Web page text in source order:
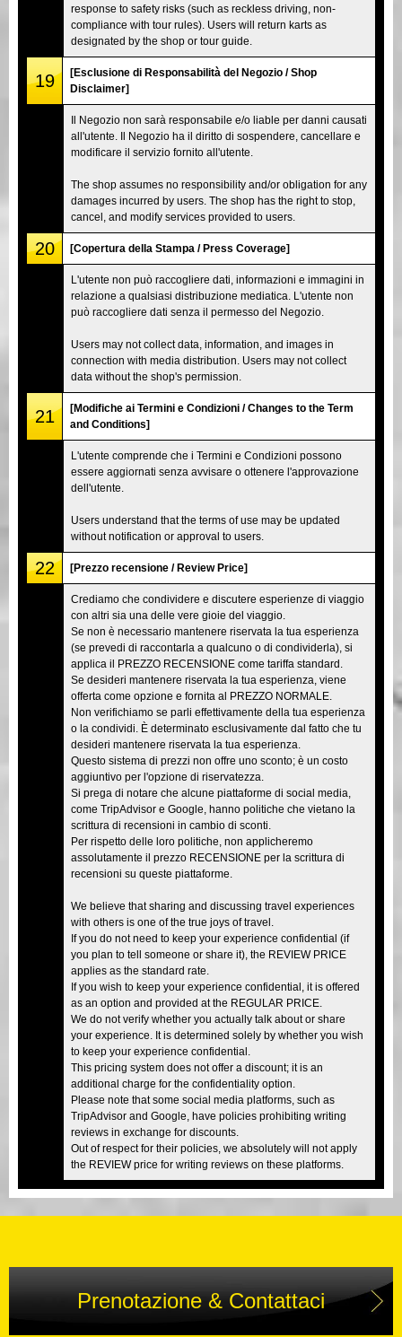
response to safety risks (such as reckless driving, non-
compliance with tour rules). Users will return karts as
designated by the shop or tour guide.
19
[Esclusione di Responsabilità del Negozio / Shop
Disclaimer]
Il Negozio non sarà responsabile e/o liable per danni causati
all'utente. Il Negozio ha il diritto di sospendere, cancellare e
modificare il servizio fornito all'utente.
The shop assumes no responsibility and/or obligation for any
damages incurred by users. The shop has the right to stop,
cancel, and modify services provided to users.
20 [Copertura della Stampa / Press Coverage]
L'utente non può raccogliere dati, informazioni e immagini in
relazione a qualsiasi distribuzione mediatica. L'utente non
può raccogliere dati senza il permesso del Negozio.
Users may not collect data, information, and images in
connection with media distribution. Users may not collect
data without the shop's permission.
21
[Modifiche ai Termini e Condizioni / Changes to the Term
and Conditions]
L'utente comprende che i Termini e Condizioni possono
essere aggiornati senza avvisare o ottenere l'approvazione
dell'utente.
Users understand that the terms of use may be updated
without notification or approval to users.
22 [Prezzo recensione / Review Price]
Crediamo che condividere e discutere esperienze di viaggio
con altri sia una delle vere gioie del viaggio.
Se non è necessario mantenere riservata la tua esperienza
(se prevedi di raccontarla a qualcuno o di condividerla), si
applica il PREZZO RECENSIONE come tariffa standard.
Se desideri mantenere riservata la tua esperienza, viene
offerta come opzione e fornita al PREZZO NORMALE.
Non verifichiamo se parli effettivamente della tua esperienza
o la condividi. È determinato esclusivamente dal fatto che tu
desideri mantenere riservata la tua esperienza.
Questo sistema di prezzi non offre uno sconto; è un costo
aggiuntivo per l'opzione di riservatezza.
Si prega di notare che alcune piattaforme di social media,
come TripAdvisor e Google, hanno politiche che vietano la
scrittura di recensioni in cambio di sconti.
Per rispetto delle loro politiche, non applicheremo
assolutamente il prezzo RECENSIONE per la scrittura di
recensioni su queste piattaforme.
We believe that sharing and discussing travel experiences
with others is one of the true joys of travel.
If you do not need to keep your experience confidential (if
you plan to tell someone or share it), the REVIEW PRICE
applies as the standard rate.
If you wish to keep your experience confidential, it is offered
as an option and provided at the REGULAR PRICE.
We do not verify whether you actually talk about or share
your experience. It is determined solely by whether you wish
to keep your experience confidential.
This pricing system does not offer a discount; it is an
additional charge for the confidentiality option.
Please note that some social media platforms, such as
TripAdvisor and Google, have policies prohibiting writing
reviews in exchange for discounts.
Out of respect for their policies, we absolutely will not apply
the REVIEW price for writing reviews on these platforms.
Prenotazione & Contattaci